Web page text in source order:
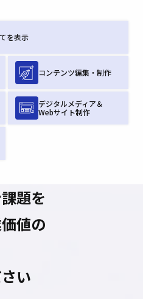
を表示
コンテンツ編集・制作
デジタルメディア＆
Webサイト制作
題を
値の
い